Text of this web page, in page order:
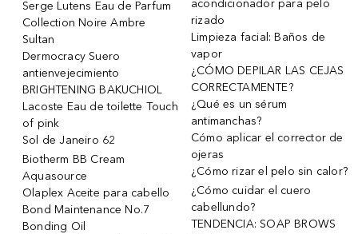
Serge Lutens Eau de Parfum
Collection Noire Ambre
Sultan
Dermocracy Suero
antienvejecimiento
BRIGHTENING BAKUCHIOL
Lacoste Eau de toilette Touch
of pink
Sol de Janeiro 62
Biotherm BB Cream
Aquasource
Olaplex Aceite para cabello
Bond Maintenance No.7
Bonding Oil
acondicionador para pelo
rizado
Limpieza facial: Baños de
vapor
¿CÓMO DEPILAR LAS CEJAS
CORRECTAMENTE?
¿Qué es un sérum
antimanchas?
Cómo aplicar el corrector de
ojeras
¿Cómo rizar el pelo sin calor?
¿Cómo cuidar el cuero
cabellundo?
TENDENCIA: SOAP BROWS